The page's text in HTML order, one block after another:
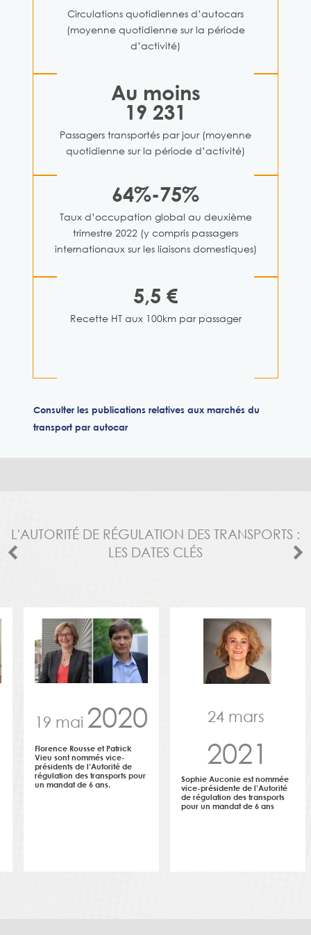
Circulations quotidiennes d’autocars
(moyenne quotidienne sur la période
d’activité)
Au moins
19 231
Passagers transportés par jour (moyenne
quotidienne sur la période d’activité)
64%-75%
Taux d’occupation global au deuxième
trimestre 2022 (y compris passagers
internationaux sur les liaisons domestiques)
5,5 €
Recette HT aux 100km par passager
Consulter les publications relatives aux marchés du
transport par autocar
L'AUTORITÉ DE RÉGULATION DES TRANSPORTS :
LES DATES CLÉS
19 mai 2020
Florence Rousse et Patrick
Vieu sont nommés vice-
présidents de l’Autorité de
régulation des transports pour
un mandat de 6 ans.
24 mars
2021
Sophie Auconie est nommée
vice-présidente de l’Autorité
de régulation des transports
pour un mandat de 6 ans